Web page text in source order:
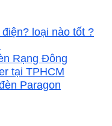
loại nào tốt ?
Rạng Đông
tại TPHCM
Paragon